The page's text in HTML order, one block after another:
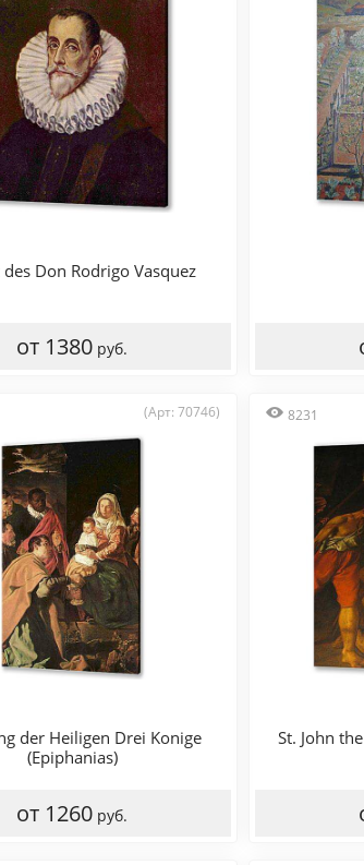
Don Rodrigo Vasquez
от 1380 руб.
(Арт: 70746)
der Heiligen Drei Konige
(Epiphanias)
от 1260 руб.
8231
St. John